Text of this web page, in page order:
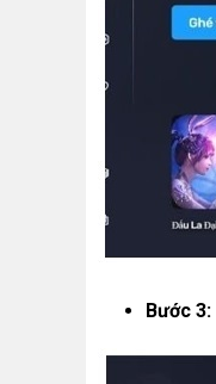
Bước 3: